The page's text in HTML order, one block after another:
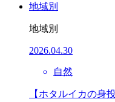
地域別
地域別
2026.04.30
自然
【ホタルイカの身